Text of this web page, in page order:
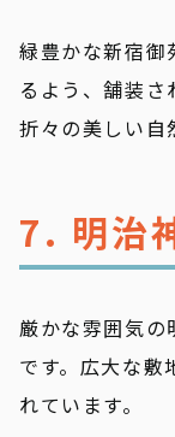
緑豊かな新宿御
るよう、舗装
折々の美しい自
7. 明治
厳かな雰囲気の
です。広大な敷
れています。